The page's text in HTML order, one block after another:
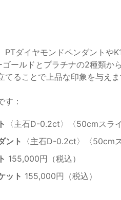
PTダイヤモンドペンダントや
ゴールドとプラチナの2種類か
てることで上品な印象を与えま
す：
〈主石D-0.2ct〉〈50cmスラ
ント
〈主石D-0.2ct〉〈50cm
155,000円（税込）
ット 155,000円（税込）